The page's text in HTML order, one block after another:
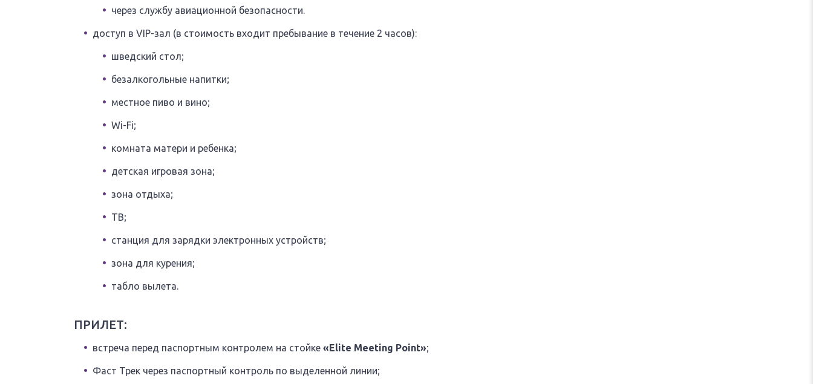
через службу авиационной безопасности.
доступ в VIP-зал (в стоимость входит пребывание в течение 2 часов):
шведский стол;
безалкогольные напитки;
местное пиво и вино;
Wi-Fi;
комната матери и ребенка;
детская игровая зона;
зона отдыха;
ТВ;
станция для зарядки электронных устройств;
зона для курения;
табло вылета.
ПРИЛЕТ:
встреча перед паспортным контролем на стойке «Elite Meeting Point»;
Фаст Трек через паспортный контроль по выделенной линии;